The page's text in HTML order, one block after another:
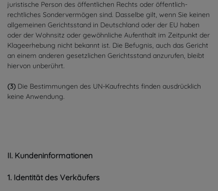
juristische Person des öffentlichen Rechts oder öffentlich-
rechtliches Sondervermögen sind. Dasselbe gilt, wenn Sie keinen
allgemeinen Gerichtsstand in Deutschland oder der EU haben
oder der Wohnsitz oder gewöhnliche Aufenthalt im Zeitpunkt der
Klageerhebung nicht bekannt ist. Die Befugnis, auch das Gericht
an einem anderen gesetzlichen Gerichtsstand anzurufen, bleibt
hiervon unberührt.
(3) Die Bestimmungen des UN-Kaufrechts finden ausdrücklich
keine Anwendung.
II. Kundeninformationen
1. Identität des Verkäufers